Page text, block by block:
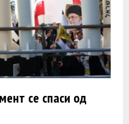
се спаси од